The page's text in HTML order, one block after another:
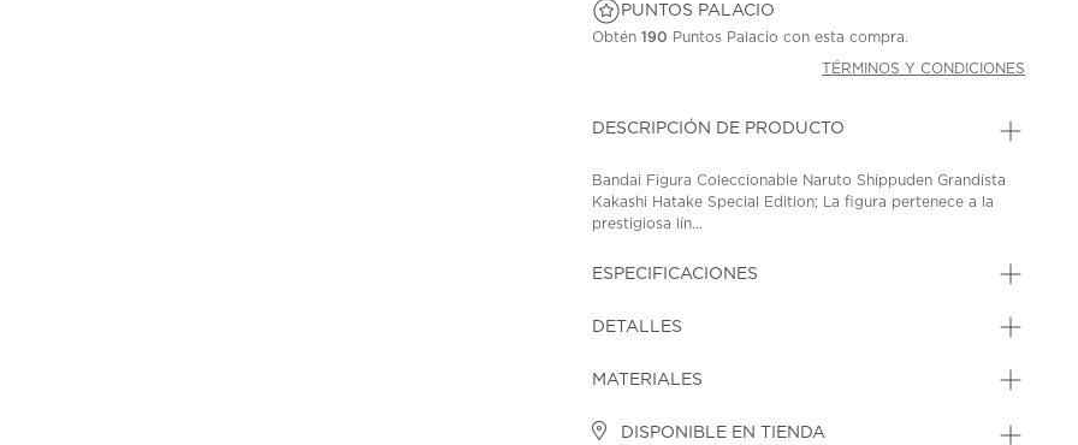
PUNTOS PALACIO
Obtén190 Puntos Palacio con esta compra.
TÉRMINOS Y CONDICIONES
DESCRIPCIÓN DE PRODUCTO
Bandai Figura Coleccionable Naruto Shippuden Grandista
Kakashi Hatake Special Edition; La figura pertenece a la
prestigiosa lín...
ESPECIFICACIONES
DETALLES
MATERIALES
DISPONIBLE EN TIENDA